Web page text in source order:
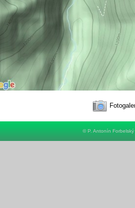
© P. Antonín